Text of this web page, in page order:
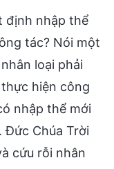
định nhập thể
tác? Nói một
loại phải
hiện công
nhập thể mới
Đức Chúa Trời
cứu rỗi nhân